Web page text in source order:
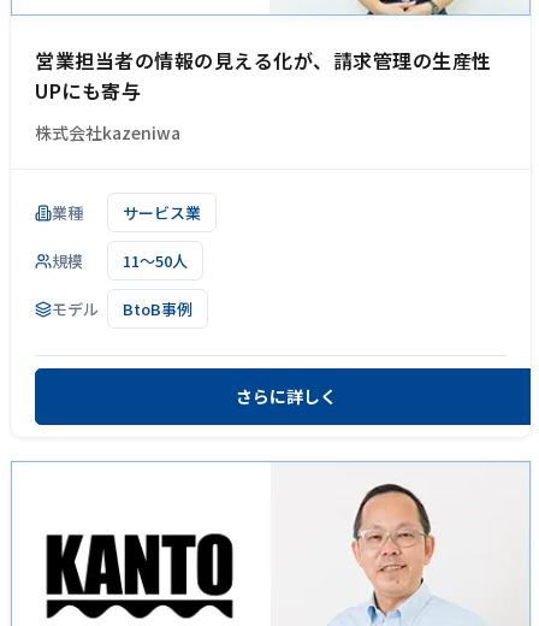
営業担当者の情報の見える化が、請求管理の生産性
UPにも寄与
株式会社kazeniwa
業種 サービス業
規模 11～50人
モデル BtoB事例
さらに詳しく